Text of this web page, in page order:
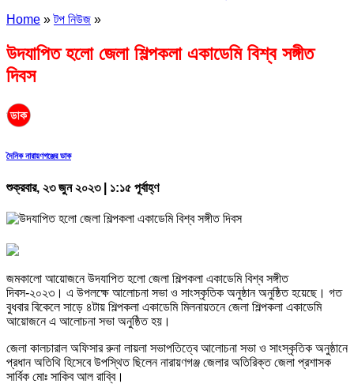
Home »টপ নিউজ »
উদযাপিত হলো জেলা শিল্পকলা একাডেমি বিশ্ব সঙ্গীত
দিবস
দৈনিক নারায়ণগঞ্জের ডাক
শুক্রবার, ২৩ জুন ২০২৩ | ১:১৫ পূর্বাহ্ণ
জমকালো আয়োজনে উদযাপিত হলো জেলা শিল্পকলা একাডেমি বিশ্ব সঙ্গীত
দিবস-২০২৩। এ উপলক্ষে আলোচনা সভা ও সাংস্কৃতিক অনুষ্ঠান অনুষ্ঠিত হয়েছে। গত
বুধবার বিকেলে সাড়ে ৪টায় শিল্পকলা একাডেমি মিলনায়তনে জেলা শিল্পকলা একাডেমি
আয়োজনে এ আলোচনা সভা অনুষ্ঠিত হয়।
জেলা কালচারাল অফিসার রুনা লায়লা সভাপতিত্বে আলোচনা সভা ও সাংস্কৃতিক অনুষ্ঠানে
প্রধান অতিথি হিসেবে উপস্থিত ছিলেন নারায়ণগঞ্জ জেলার অতিরিক্ত জেলা প্রশাসক
সার্বিক মোঃ সাকিব আল রাব্বি।